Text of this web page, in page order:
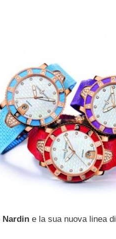
Nardin e la sua nuova linea di